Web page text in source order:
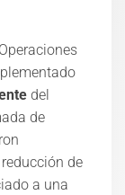
del
de
reducción de
a una